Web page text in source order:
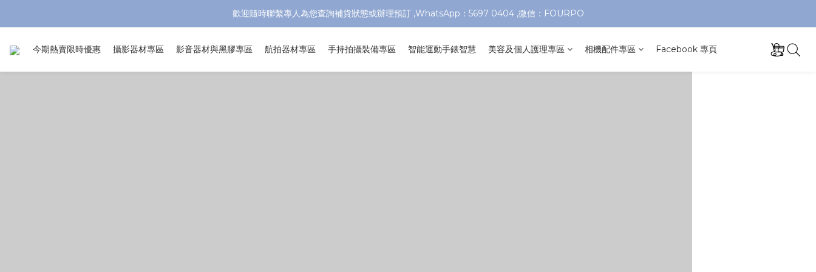
歡迎隨時聯繫專人為您查詢補貨狀態或辦理預訂 ,WhatsApp：5697 0404 ,微信：FOURPO
今期熱賣限時優惠 攝影器材專區 影音器材與黑膠專區 航拍器材專區 手持拍攝裝備專區 智能運動手錶智慧 美容及個人護理專區 相機配件專區 Facebook 專頁